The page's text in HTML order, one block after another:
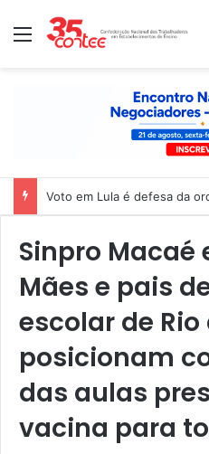
Menu
Voto em Lula é defesa da
Sinpro Macaé
Mães e pais
escolar de
posicionam
das aulas
vacina para